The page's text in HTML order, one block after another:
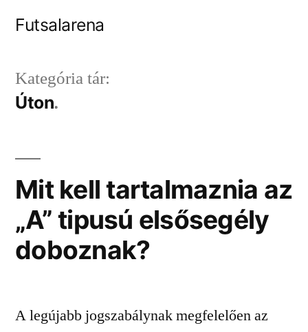
Futsalarena
Kategória tár:
Úton
Mit kell tartalmaznia az
„A” tipusú elsősegély
doboznak?
A legújabb jogszabálynak megfelelően az